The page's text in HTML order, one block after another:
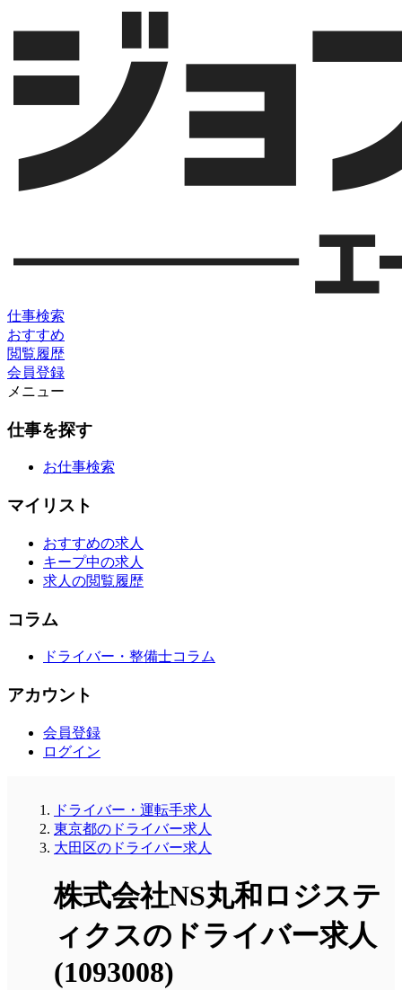
仕事検索
おすすめ
閲覧履歴
会員登録
メニュー
仕事を探す
お仕事検索
マイリスト
おすすめの求人
キープ中の求人
求人の閲覧履歴
コラム
ドライバー・整備士コラム
アカウント
会員登録
ログイン
ドライバー・運転手求人
東京都のドライバー求人
大田区のドライバー求人
株式会社NS丸和ロジステ
ィクスのドライバー求人
(1093008)